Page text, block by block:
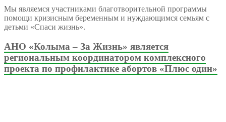
Мы являемся участниками благотворительной программы
помощи кризисным беременным и нуждающимся семьям с
детьми «Спаси жизнь».
АНО «Колыма – За Жизнь» является
региональным координатором комплексного
проекта по профилактике абортов «Плюс один»